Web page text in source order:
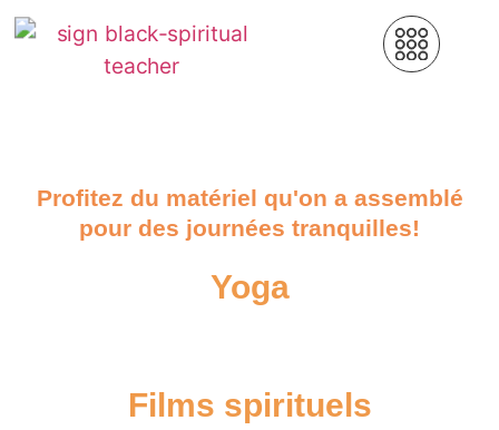
Profitez du matériel qu'on a assemblé
pour des journées tranquilles!
Yoga
Films spirituels